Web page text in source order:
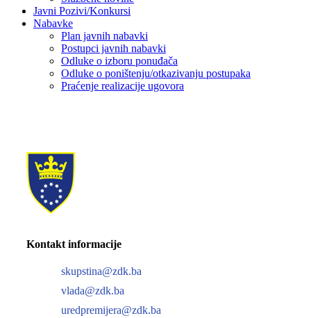
Javni Pozivi/Konkursi
Nabavke
Plan javnih nabavki
Postupci javnih nabavki
Odluke o izboru ponuđača
Odluke o poništenju/otkazivanju postupaka
Praćenje realizacije ugovora
Kontakt informacije
skupstina@zdk.ba
vlada@zdk.ba
uredpremijera@zdk.ba